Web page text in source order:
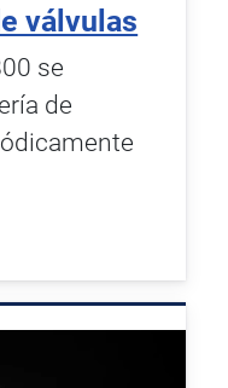
válvulas
se
de